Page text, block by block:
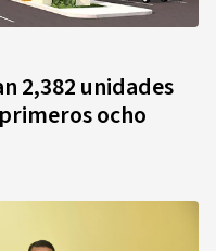
2,382 unidades
ocho